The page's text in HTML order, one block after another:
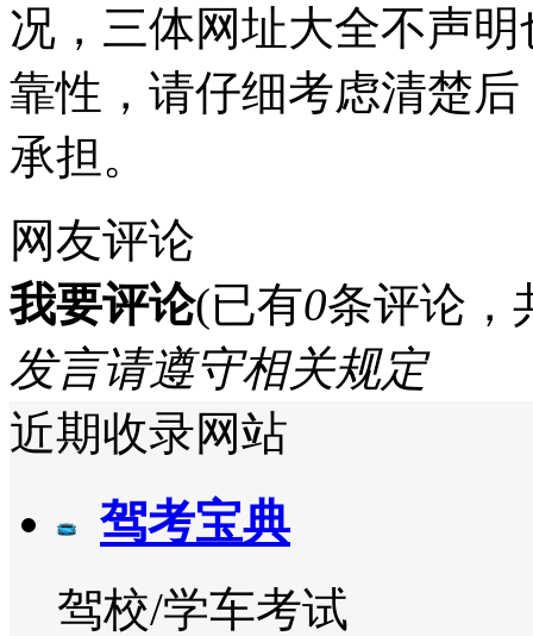
况，三体网址大全不声
靠性，请仔细考虑清楚
承担。
网友评论
我要评论(已有0条评论，
发言请遵守相关规定
近期收录网站
驾考宝典
驾校/学车考试